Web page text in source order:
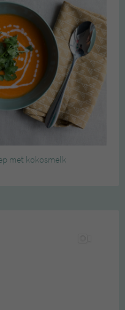
met kokosmelk